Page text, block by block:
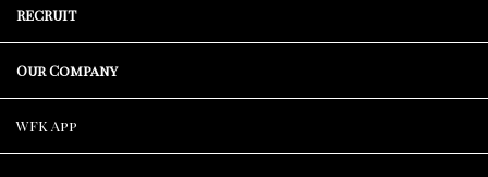
RECRUIT
Our Company
WFK App